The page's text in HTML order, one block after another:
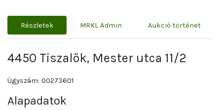
Részletek MRKL Admin Aukció történet
4450 Tiszalök, Mester utca 11/2
Ügyszám: 00273601
Alapadatok